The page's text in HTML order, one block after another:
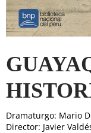
Dramaturgo: Mario
Director: Javier